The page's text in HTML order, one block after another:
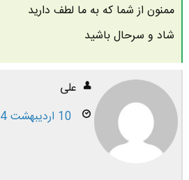
ممنون از شما که به ما لطف دارید
شاد و سرحال باشید
علی
10 اردیبهشت 1394